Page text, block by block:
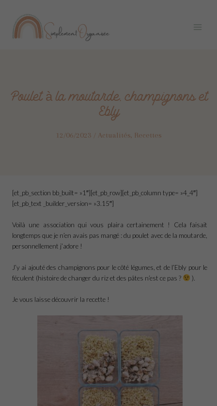
contenu
Menu
Poulet à la moutarde, champignons et
Ebly
12/06/2023 / Actualités, Recettes
[et_pb_section bb_built= »1″][et_pb_row][et_pb_column type= »4_4″]
[et_pb_text _builder_version= »3.15″]
Voilà une association qui vous plaira certainement ! Cela faisait
longtemps que je n’en avais pas mangé : du poulet avec de la moutarde,
personnellement j’adore !
J’y ai ajouté des champignons pour le côté légumes, et de l’Ebly pour le
féculent (histoire de changer du riz et des pâtes n’est ce pas ?
).
Je vous laisse découvrir la recette !
articles